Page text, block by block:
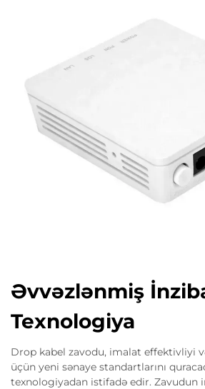
Əvvəzlənmiş
Texnologiya
Drop kabel zavodu, imalat effektivliyi
üçün yeni sənaye standartlarını
texnologiyadan istifadə edir. Zavudun